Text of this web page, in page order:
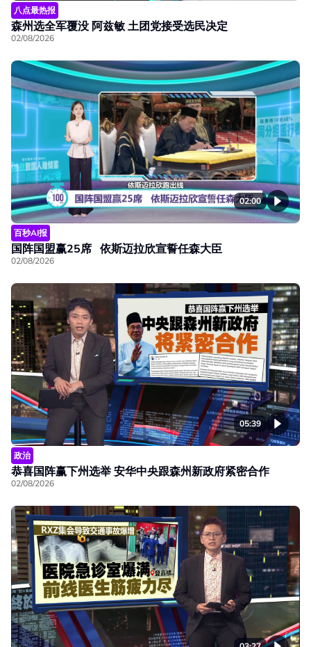
八点最热报
森州选全军覆没 阿兹敏 土团党接受选民决定
02/08/2026
02:00
百秒AI报
国阵国盟赢25席 依斯迈拉欣宣誓任森大臣
02/08/2026
05:39
政治
恭喜国阵赢下州选举 安华中央跟森州新政府紧密合作
02/08/2026